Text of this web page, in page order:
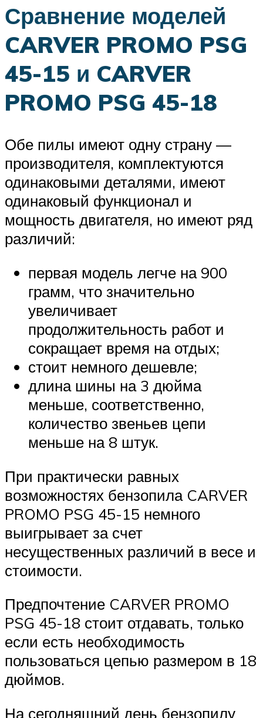
Сравнение моделей
CARVER PROMO PSG
45-15 и CARVER
PROMO PSG 45-18
Обе пилы имеют одну страну —
производителя, комплектуются
одинаковыми деталями, имеют
одинаковый функционал и
мощность двигателя, но имеют ряд
различий:
первая модель легче на 900
грамм, что значительно
увеличивает
продолжительность работ и
сокращает время на отдых;
стоит немного дешевле;
длина шины на 3 дюйма
меньше, соответственно,
количество звеньев цепи
меньше на 8 штук.
При практически равных
возможностях бензопила CARVER
PROMO PSG 45-15 немного
выигрывает за счет
несущественных различий в весе и
стоимости.
Предпочтение CARVER PROMO
PSG 45-18 стоит отдавать, только
если есть необходимость
пользоваться цепью размером в 18
дюймов.
На сегодняшний день бензопилу